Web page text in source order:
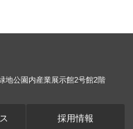
地公園内産業展示館2号館2階
採用情報